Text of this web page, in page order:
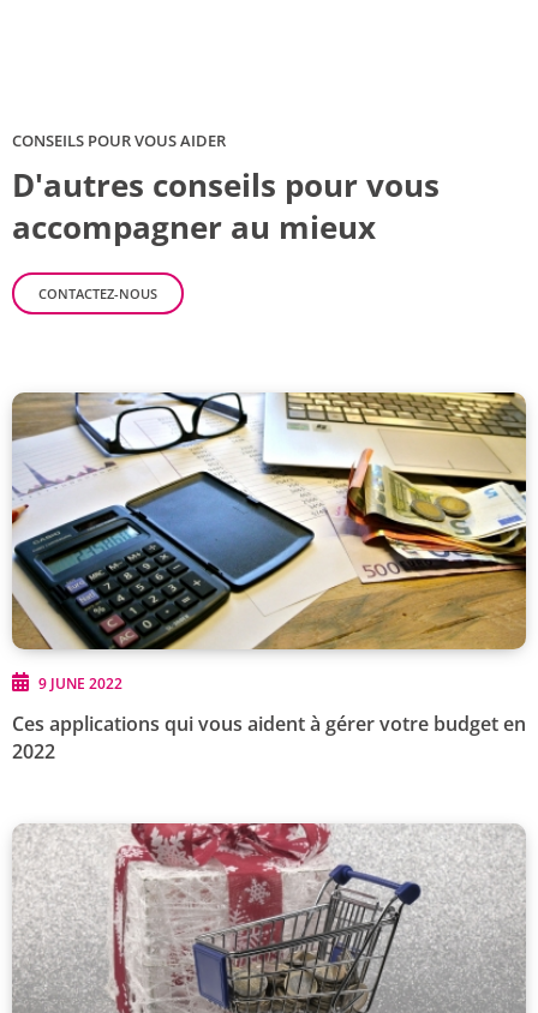
CONSEILS POUR VOUS AIDER
D'autres conseils pour vous
accompagner au mieux
CONTACTEZ-NOUS
Ces applications qui vous aident à gérer votre budget en
2022
9 JUNE 2022